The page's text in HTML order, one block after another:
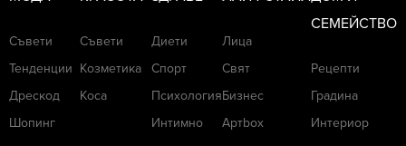
Съвети
Тенденции
Дрескод
Шопинг
Съвети
Козметика
Коса
Диети
Спорт
Психология
Интимно
Лица
Свят
Бизнес
Артbox
СЕМЕЙСТВО
Рецепти
Градина
Интериор